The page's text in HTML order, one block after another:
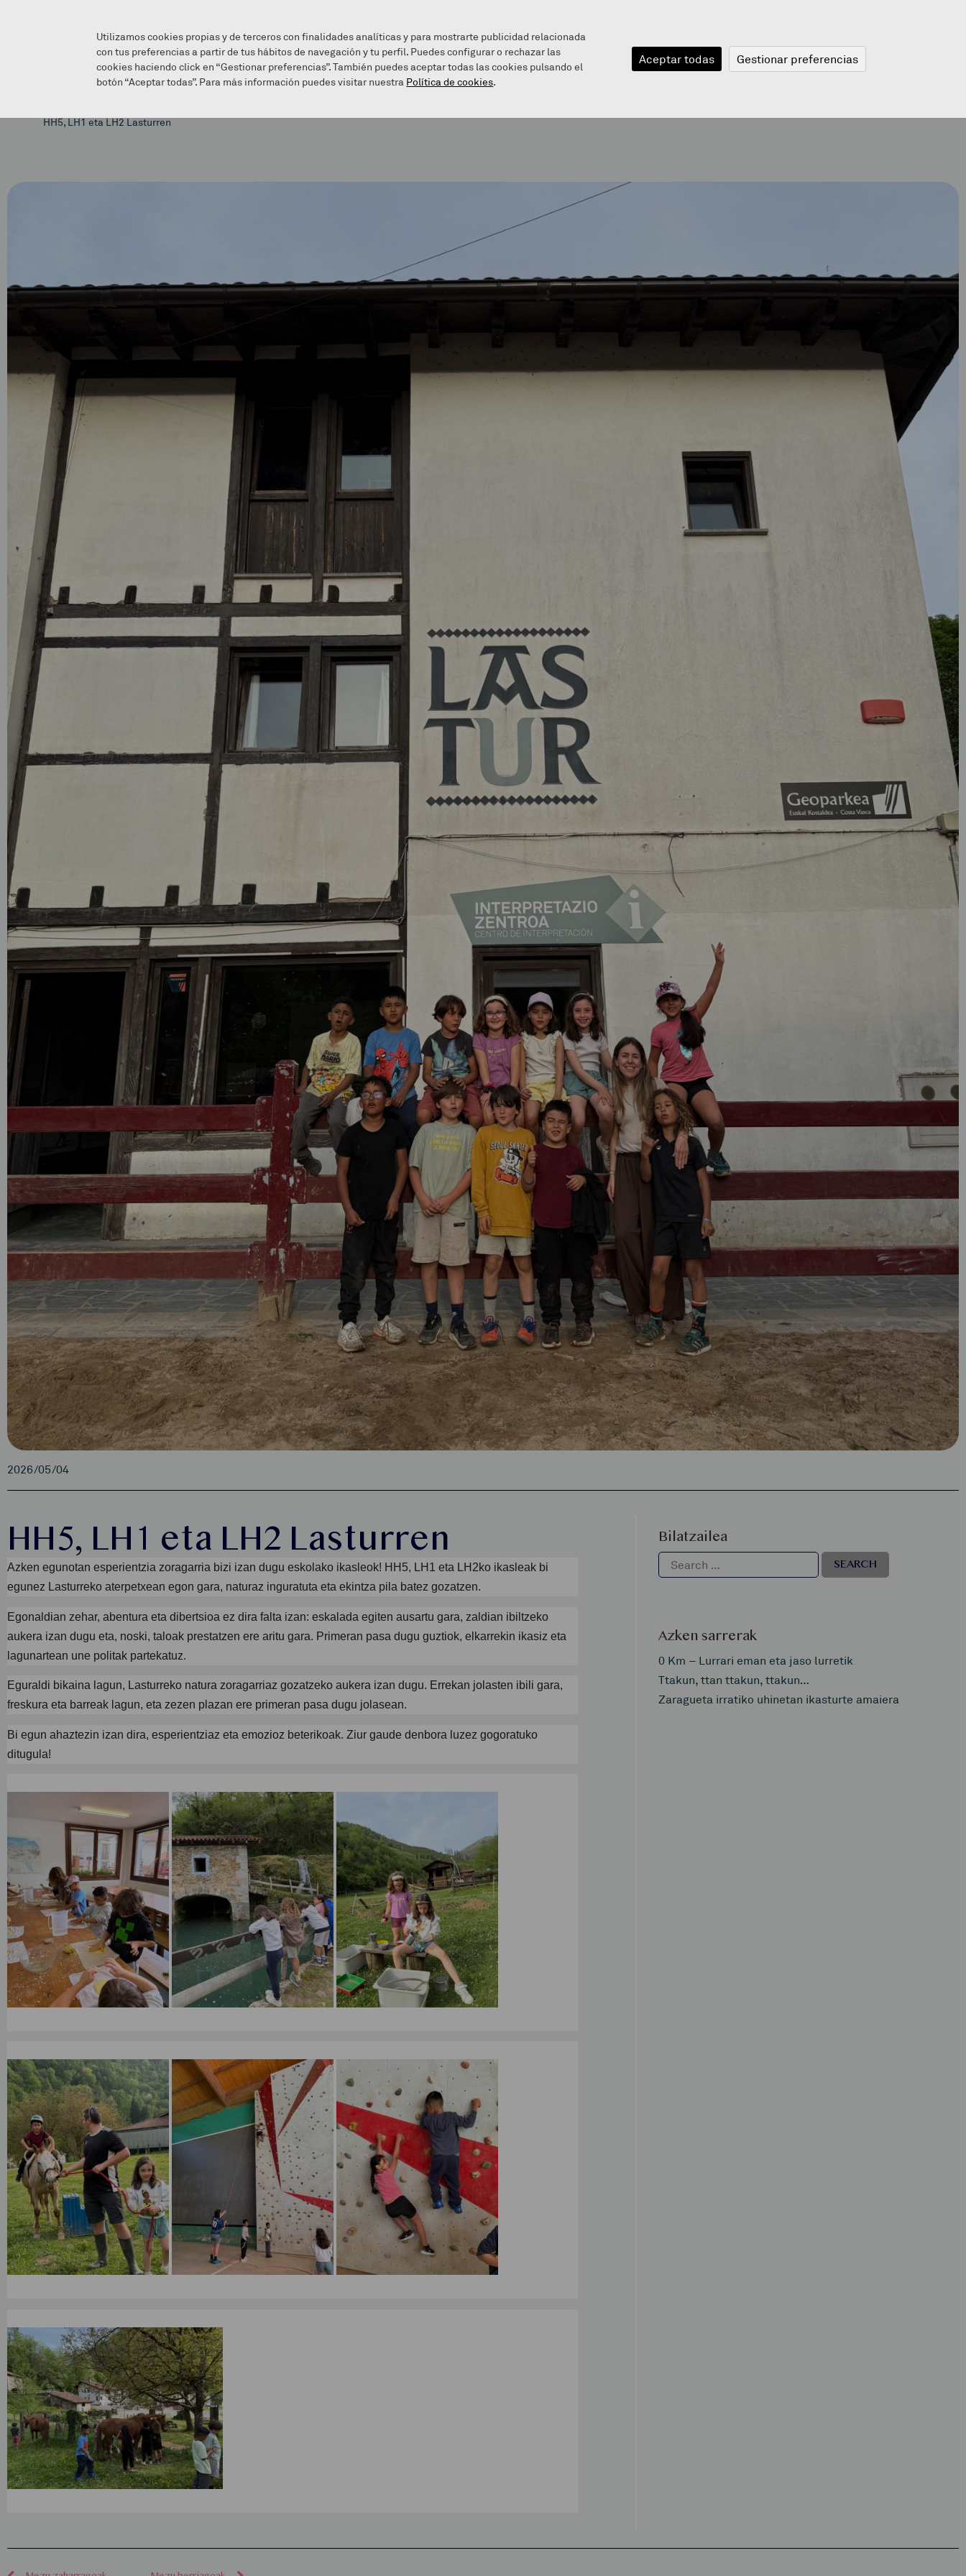
EZAGUTU GAITZAZU INFOGUNEA BALEAREN BIDEA JANGELA BLOGA BERRIAK
HH5, LH1 eta LH2 Lasturren
2026/05/04
HH5, LH1 eta LH2 Lasturren
Azken egunotan esperientzia zoragarria bizi izan dugu eskolako ikasleok! HH5, LH1 eta LH2ko ikasleak bi
egunez Lasturreko aterpetxean egon gara, naturaz inguratuta eta ekintza pila batez gozatzen.
Egonaldian zehar, abentura eta dibertsioa ez dira falta izan: eskalada egiten ausartu gara, zaldian ibiltzeko
aukera izan dugu eta, noski, taloak prestatzen ere aritu gara. Primeran pasa dugu guztiok, elkarrekin ikasiz eta
lagunartean une politak partekatuz.
Eguraldi bikaina lagun, Lasturreko natura zoragarriaz gozatzeko aukera izan dugu. Errekan jolasten ibili gara,
freskura eta barreak lagun, eta zezen plazan ere primeran pasa dugu jolasean.
Bi egun ahaztezin izan dira, esperientziaz eta emozioz beterikoak. Ziur gaude denbora luzez gogoratuko
ditugula!
Bilatzailea
Azken sarrerak
0 Km – Lurrari eman eta jaso lurretik
Ttakun, ttan ttakun, ttakun…
Zaragueta irratiko uhinetan ikasturte amaiera
Utilizamos cookies propias y de terceros con finalidades analíticas y para mostrarte publicidad relacionada
con tus preferencias a partir de tus hábitos de navegación y tu perfil. Puedes configurar o rechazar las
cookies haciendo click en “Gestionar preferencias”. También puedes aceptar todas las cookies pulsando el
botón “Aceptar todas”. Para más información puedes visitar nuestra Política de cookies.
Aceptar todas Gestionar preferencias